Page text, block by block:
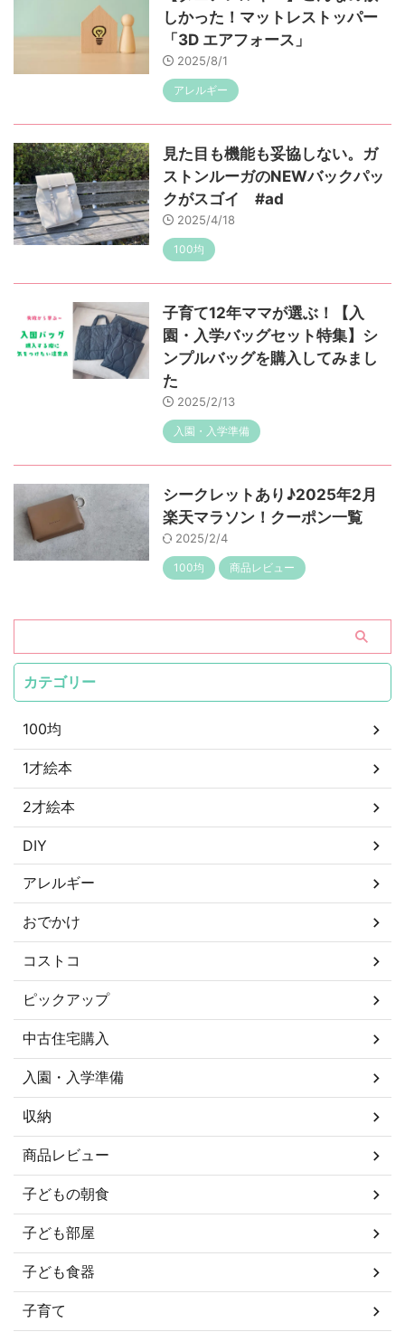
しかった！マットレストッパー
「3D エアフォース」
2025/8/1
アレルギー
見た目も機能も妥協しない。ガ
ストンルーガのNEWバックパッ
クがスゴイ #ad
2025/4/18
100均
子育て12年ママが選ぶ！【入
園・入学バッグセット特集】シ
ンプルバッグを購入してみまし
た
2025/2/13
入園・入学準備
シークレットあり♪2025年2月
楽天マラソン！クーポン一覧
2025/2/4
100均 商品レビュー
カテゴリー
100均
1才絵本
2才絵本
DIY
アレルギー
おでかけ
コストコ
ピックアップ
中古住宅購入
入園・入学準備
収納
商品レビュー
子どもの朝食
子ども部屋
子ども食器
子育て